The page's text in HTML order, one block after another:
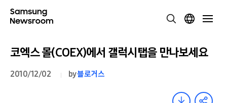
코엑스 몰(COEX)에서 갤럭시탭을 만나보세요
2010/12/02 by블로거스